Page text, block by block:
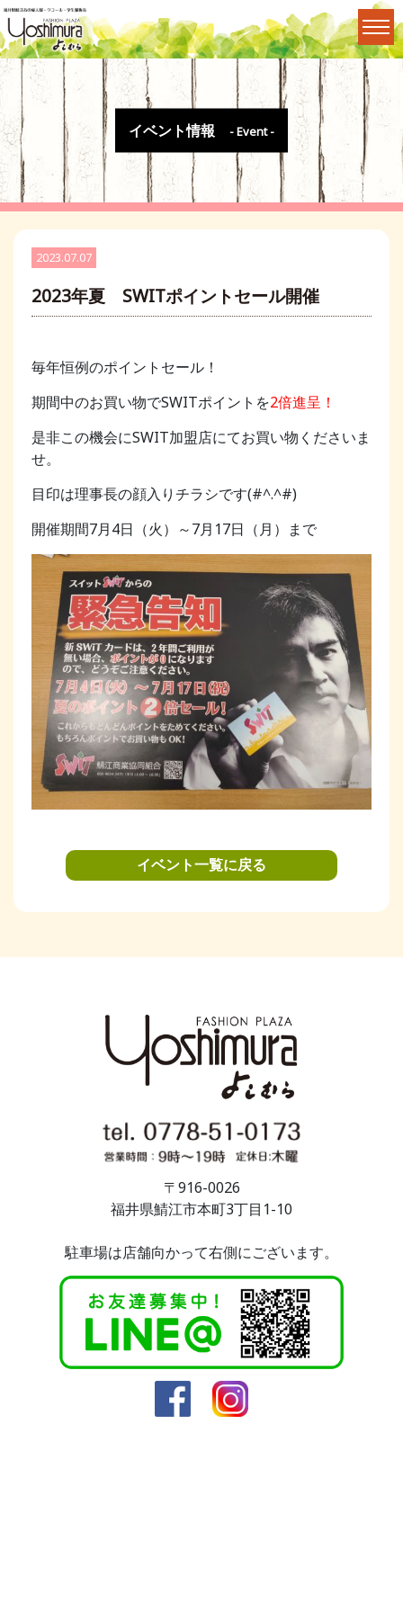
イベント情報 - Event -
2023.07.07
2023年夏 SWITポイントセール開催
毎年恒例のポイントセール！
期間中のお買い物でSWITポイントを2倍進呈！
是非この機会にSWIT加盟店にてお買い物くださいま
せ。
目印は理事長の顔入りチラシです(#^.^#)
開催期間7月4日（火）～7月17日（月）まで
イベント一覧に戻る
〒916-0026
福井県鯖江市本町3丁目1-10
駐車場は店舗向かって右側にございます。